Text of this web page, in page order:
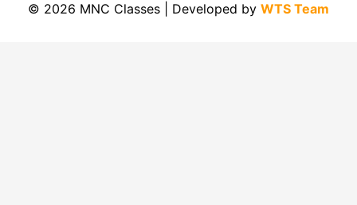
© 2026 MNC Classes | Developed by WTS Team